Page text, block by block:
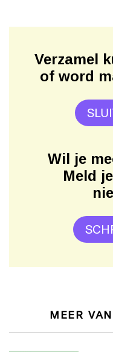
Verzamel
of word
Wil je
Meld
MEER